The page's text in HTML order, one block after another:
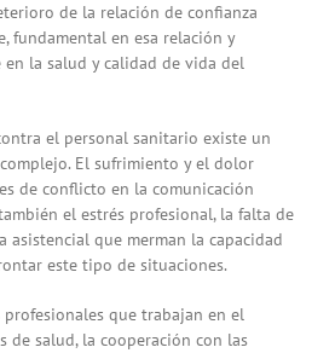
de la relación de confianza
fundamental en esa relación y
en la salud y calidad de vida del
el personal sanitario existe un
El sufrimiento y el dolor
de conflicto en la comunicación
el estrés profesional, la falta de
asistencial que merman la capacidad
este tipo de situaciones.
que trabajan en el
de salud, la cooperación con las